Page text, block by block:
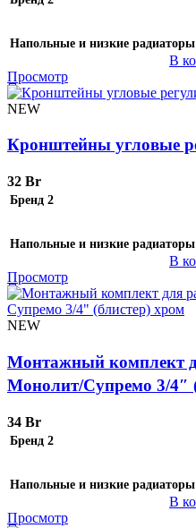
Напольные и низкие радиаторы
В
Просмотр
NEW
Кронштейны угловые
32 Br
Бренд 2
Напольные и низкие радиаторы
В
Просмотр
NEW
Монтажный комплект
Монолит/Супремо 3/4″
34 Br
Бренд 2
Напольные и низкие радиаторы
В
Просмотр